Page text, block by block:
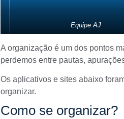
Equipe AJ
A organização é um dos pontos
perdemos entre pautas,
Os aplicativos e sites abaixo
organizar.
Como se organizar?